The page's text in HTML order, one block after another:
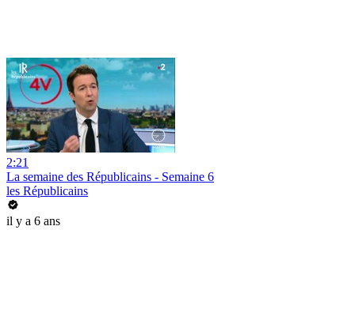
2:21
La semaine des Républicains - Semaine 6
les Républicains
il y a 6 ans